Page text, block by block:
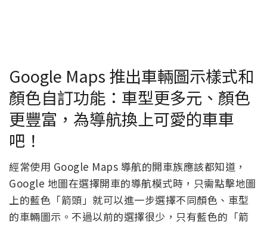
Google Maps 推出車輛圖示樣式和
顏色自訂功能：車型更多元、顏色
更豐富，為導航換上可愛的車車
吧！
經常使用 Google Maps 導航的開車族應該都知道，
Google 地圖在選擇開車的導航模式時，只需點擊地圖
上的藍色「箭頭」就可以進一步選擇不同顏色、車型
的車輛圖示。不過以前的選擇很少，只有藍色的「箭